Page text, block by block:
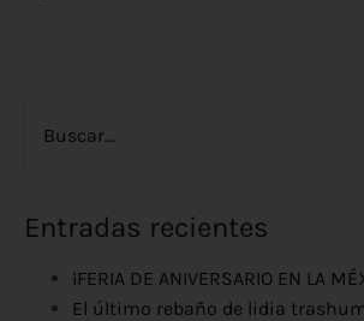
Entradas recientes
¡FERIA DE ANIVERSARIO EN LA
El último rebaño de lidia